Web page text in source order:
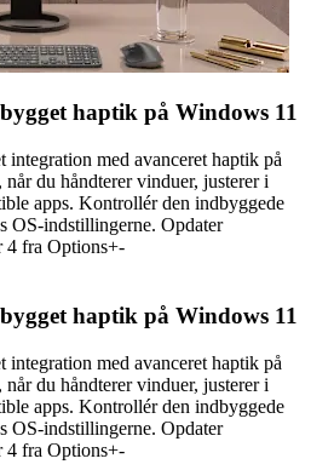
haptik på Windows 11
med avanceret haptik på
du håndterer vinduer, justerer i
apps. Kontrollér den indbyggede
OS-indstillingerne. Opdater
4 fra Options+-
haptik på Windows 11
med avanceret haptik på
du håndterer vinduer, justerer i
apps. Kontrollér den indbyggede
OS-indstillingerne. Opdater
4 fra Options+-